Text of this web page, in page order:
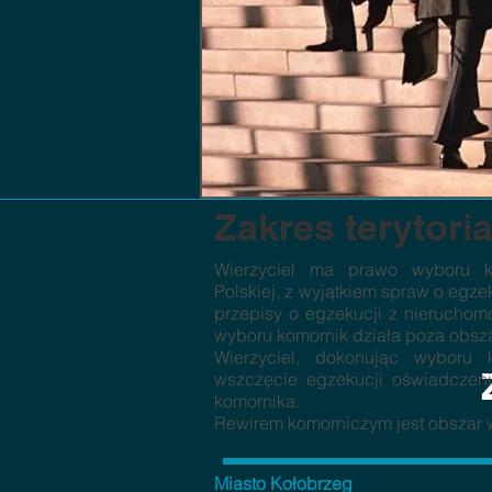
Zakres
Wierzyciel ma prawo wyboru
Polskiej, z wyjątkiem spraw o
przepisy o egzekucji z
wyboru komornik działa poza
Wierzyciel, dokonując
wszczęcie egzekucji
komornika.
Rewirem komorniczym jest
Miasto Kołobrzeg